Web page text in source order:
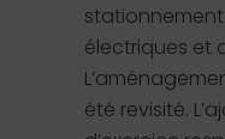
électriques et
été revisité.